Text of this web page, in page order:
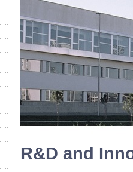
R&D and